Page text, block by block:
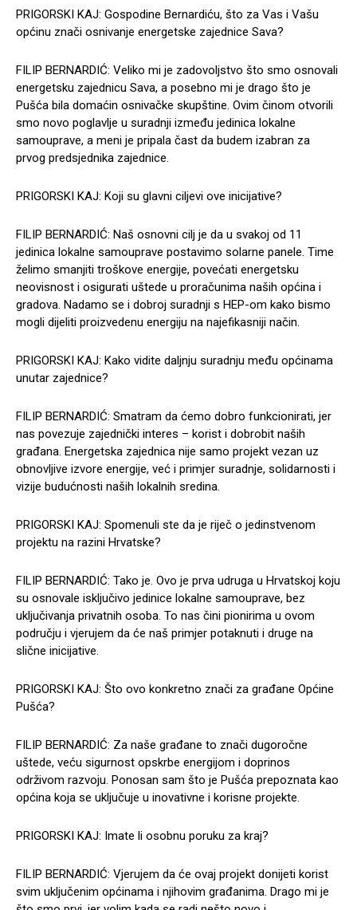
PRIGORSKI KAJ: Gospodine Bernardiću, što za Vas i Vašu
općinu znači osnivanje energetske zajednice Sava?
FILIP BERNARDIĆ: Veliko mi je zadovoljstvo što smo osnovali
energetsku zajednicu Sava, a posebno mi je drago što je
Pušća bila domaćin osnivačke skupštine. Ovim činom otvorili
smo novo poglavlje u suradnji između jedinica lokalne
samouprave, a meni je pripala čast da budem izabran za
prvog predsjednika zajednice.
PRIGORSKI KAJ: Koji su glavni ciljevi ove inicijative?
FILIP BERNARDIĆ: Naš osnovni cilj je da u svakoj od 11
jedinica lokalne samouprave postavimo solarne panele. Time
želimo smanjiti troškove energije, povećati energetsku
neovisnost i osigurati uštede u proračunima naših općina i
gradova. Nadamo se i dobroj suradnji s HEP-om kako bismo
mogli dijeliti proizvedenu energiju na najefikasniji način.
PRIGORSKI KAJ: Kako vidite daljnju suradnju među općinama
unutar zajednice?
FILIP BERNARDIĆ: Smatram da ćemo dobro funkcionirati, jer
nas povezuje zajednički interes – korist i dobrobit naših
građana. Energetska zajednica nije samo projekt vezan uz
obnovljive izvore energije, već i primjer suradnje, solidarnosti i
vizije budućnosti naših lokalnih sredina.
PRIGORSKI KAJ: Spomenuli ste da je riječ o jedinstvenom
projektu na razini Hrvatske?
FILIP BERNARDIĆ: Tako je. Ovo je prva udruga u Hrvatskoj koju
su osnovale isključivo jedinice lokalne samouprave, bez
uključivanja privatnih osoba. To nas čini pionirima u ovom
području i vjerujem da će naš primjer potaknuti i druge na
slične inicijative.
PRIGORSKI KAJ: Što ovo konkretno znači za građane Općine
Pušća?
FILIP BERNARDIĆ: Za naše građane to znači dugoročne
uštede, veću sigurnost opskrbe energijom i doprinos
održivom razvoju. Ponosan sam što je Pušća prepoznata kao
općina koja se uključuje u inovativne i korisne projekte.
PRIGORSKI KAJ: Imate li osobnu poruku za kraj?
FILIP BERNARDIĆ: Vjerujem da će ovaj projekt donijeti korist
svim uključenim općinama i njihovim građanima. Drago mi je